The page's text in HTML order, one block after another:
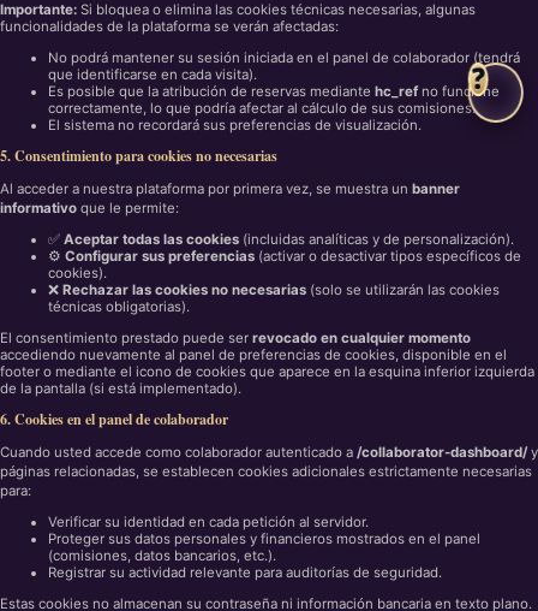
Importante: Si bloquea o elimina las cookies técnicas necesarias, algunas
funcionalidades de la plataforma se verán afectadas:
No podrá mantener su sesión iniciada en el panel de colaborador (tendrá
que identificarse en cada visita).
Es posible que la atribución de reservas mediante hc_refno funcione
correctamente, lo que podría afectar al cálculo de sus comisiones.
El sistema no recordará sus preferencias de visualización.
5. Consentimiento para cookies no necesarias
Al acceder a nuestra plataforma por primera vez, se muestra un banner
informativo que le permite:
✅ Aceptar todas las cookies (incluidas analíticas y de personalización).
⚙️ Configurar sus preferencias (activar o desactivar tipos específicos de
cookies).
❌ Rechazar las cookies no necesarias (solo se utilizarán las cookies
técnicas obligatorias).
El consentimiento prestado puede ser revocado en cualquier momento
accediendo nuevamente al panel de preferencias de cookies, disponible en el
footer o mediante el icono de cookies que aparece en la esquina inferior izquierda
de la pantalla (si está implementado).
6. Cookies en el panel de colaborador
Cuando usted accede como colaborador autenticado a /collaborator-dashboard/y
páginas relacionadas, se establecen cookies adicionales estrictamente necesarias
para:
Verificar su identidad en cada petición al servidor.
Proteger sus datos personales y financieros mostrados en el panel
(comisiones, datos bancarios, etc.).
Registrar su actividad relevante para auditorías de seguridad.
Estas cookies no almacenan su contraseña ni información bancaria en texto plano.
❓